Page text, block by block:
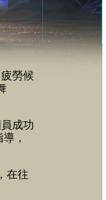
勞候
成功
，
在往